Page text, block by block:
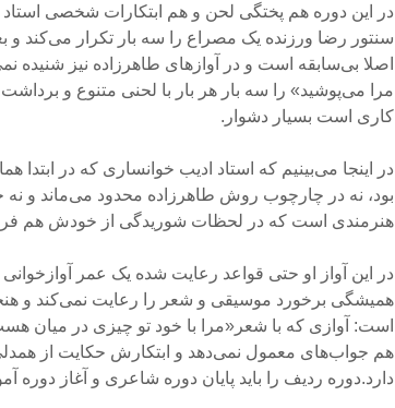
در این دوره هم پختگی لحن و هم ابتکارات شخصی
سنتور رضا ورزنده یک مصراع را سه بار تکرار می‌کند و
اصلا بی‌سابقه است و در آوازهای طاهرزاده نیز
مرا می‌پوشید» را سه بار هر بار با لحنی متنوع و برداشت
کاری است بسیار دشوار.
در اینجا می‌بینیم که استاد ادیب خوانساری که در ابتدا
بود، نه در چارچوب روش طاهرزاده محدود می‌ماند و
هنرمندی است که در لحظات شوریدگی از خودش هم
در این آواز او حتی قواعد رعایت شده یک عمر
همیشگی برخورد موسیقی و شعر را رعایت نمی‌کند و
است: آوازی که با شعر«مرا با خود تو چیزی در میان
هم جواب‌های معمول نمی‌دهد و ابتکارش حکایت از
دارد.دوره ردیف را باید پایان دوره شاعری و آغاز دوره